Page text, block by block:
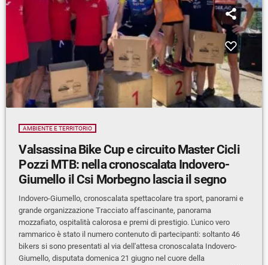
AMBIENTE E TERRITORIO
Valsassina Bike Cup e circuito Master Cicli
Pozzi MTB: nella cronoscalata Indovero-
Giumello il Csi Morbegno lascia il segno
Indovero-Giumello, cronoscalata spettacolare tra sport, panorami e
grande organizzazione Tracciato affascinante, panorama
mozzafiato, ospitalità calorosa e premi di prestigio. L'unico vero
rammarico è stato il numero contenuto di partecipanti: soltanto 46
bikers si sono presentati al via dell'attesa cronoscalata Indovero-
Giumello, disputata domenica 21 giugno nel cuore della